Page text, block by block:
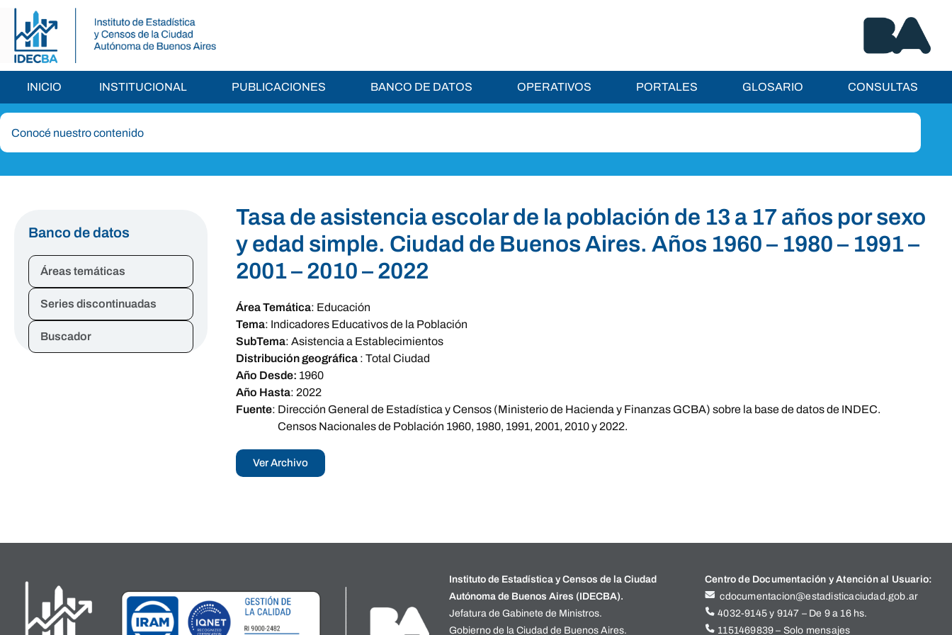
INICIO INSTITUCIONAL PUBLICACIONES BANCO DE DATOS OPERATIVOS PORTALES GLOSARIO CONSULTAS
Banco de datos
Áreas temáticas
Series discontinuadas
Buscador
Tasa de asistencia escolar de la población de 13 a 17 años por sexo
y edad simple. Ciudad de Buenos Aires. Años 1960 – 1980 – 1991 –
2001 – 2010 – 2022
Área Temática: Educación
Tema: Indicadores Educativos de la Población
SubTema: Asistencia a Establecimientos
Distribución geográfica : Total Ciudad
Año Desde: 1960
Año Hasta: 2022
Fuente: Dirección General de Estadística y Censos (Ministerio de Hacienda y Finanzas GCBA) sobre la base de datos de INDEC.
Censos Nacionales de Población 1960, 1980, 1991, 2001, 2010 y 2022.
Ver Archivo
Instituto de Estadística y Censos de la Ciudad
Autónoma de Buenos Aires (IDECBA).
Jefatura de Gabinete de Ministros.
Gobierno de la Ciudad de Buenos Aires.
Centro de Documentación y Atención al Usuario:
cdocumentacion@estadisticaciudad.gob.ar
4032-9145 y 9147 – De 9 a 16 hs.
1151469839 – Solo mensajes